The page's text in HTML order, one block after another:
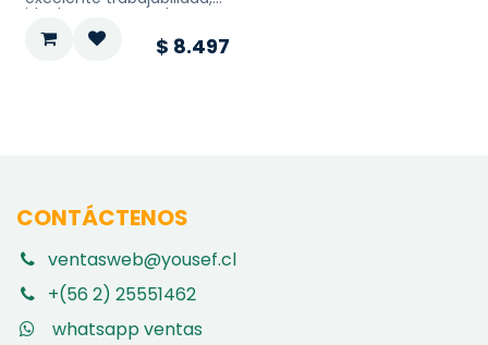
ideal para ser usado tanto
en la industria del mueble
como en decoración y
$ 8.497
CONTÁCTENOS
ventasweb@yousef.cl
+(56 2) 25551462
whatsapp ventas